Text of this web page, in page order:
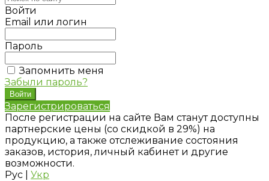
Войти
Email или логин
Пароль
Запомнить меня
Забыли пароль?
Зарегистрироваться
После регистрации на сайте Вам станут доступны
партнерские цены (со скидкой в 29%) на
продукцию, а также отслеживание состояния
заказов, история, личный кабинет и другие
возможности.
Рус
Укр